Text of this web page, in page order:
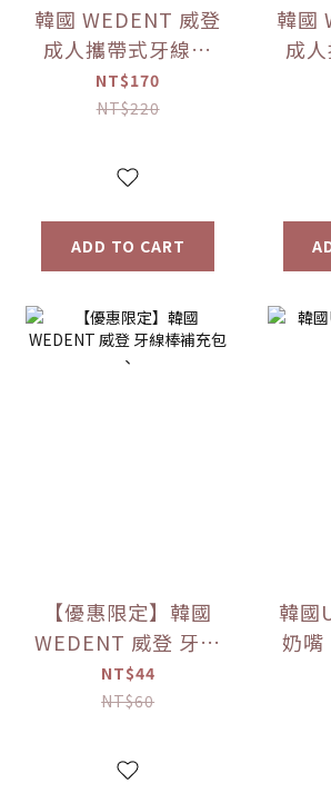
韓國 WEDENT 威登
成人攜帶式牙線棒
(直式)(顏色隨機)
【優惠限定】
NT$170
NT$220
ADD TO CART
韓國
成
(顏
【優惠限定】韓國
WEDENT 威登 牙線
棒補充包 、
NT$44
NT$60
韓國
奶嘴